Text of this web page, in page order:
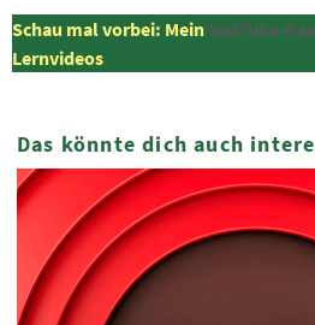
Schau mal vorbei: MeinYouTube-
Lernvideos
Das könnte dich auch